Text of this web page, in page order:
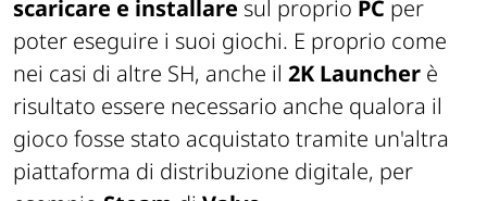
scaricare e installare sul proprio PC per
poter eseguire i suoi giochi. E proprio come
nei casi di altre SH, anche il 2K Launcher è
risultato essere necessario anche qualora il
gioco fosse stato acquistato tramite un'altra
piattaforma di distribuzione digitale, per